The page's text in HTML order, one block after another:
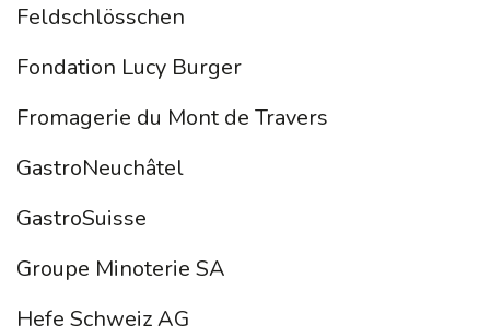
Feldschlösschen
Fondation Lucy Burger
Fromagerie du Mont de Travers
GastroNeuchâtel
GastroSuisse
Groupe Minoterie SA
Hefe Schweiz AG